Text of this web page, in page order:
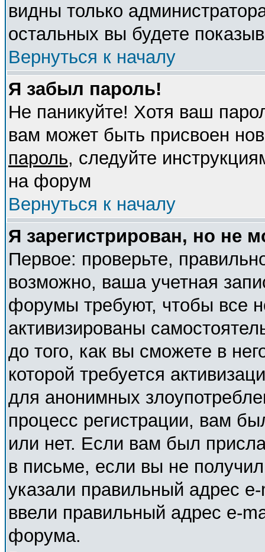
видны только
остальных вы будете
Вернуться к началу
Я забыл пароль!
Не паникуйте! Хотя ваш
вам может быть присвоен
пароль, следуйте
на форум
Вернуться к началу
Я зарегистрирован, но не
Первое: проверьте,
возможно, ваша учетная
форумы требуют, чтобы все
активизированы
до того, как вы сможете в
которой требуется
для анонимных
процесс регистрации, вам
или нет. Если вам был
в письме, если вы не
указали правильный адрес
ввели правильный адрес e-
форума.